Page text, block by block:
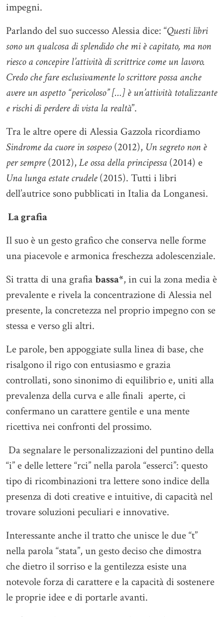
impegni.
Parlando del suo successo Alessia dice: “Questi libri
sono un qualcosa di splendido che mi è capitato, ma non
riesco a concepire l’attività di scrittrice come un lavoro.
Credo che fare esclusivamente lo scrittore possa anche
avere un aspetto “pericoloso” […] è un’attività totalizzante
e rischi di perdere di vista la realtà”.
Tra le altre opere di Alessia Gazzola ricordiamo
Sindrome da cuore in sospeso(2012), Un segreto non è
per sempre(2012), Le ossa della principessa (2014) e
Una lunga estate crudele(2015). Tutti i libri
dell’autrice sono pubblicati in Italia da Longanesi.
La grafia
Il suo è un gesto grafico che conserva nelle forme
una piacevole e armonica freschezza adolescenziale.
Si tratta di una grafiabassa*, in cui la zona media è
prevalente e rivela la concentrazione di Alessia nel
presente, la concretezza nel proprio impegno con se
stessa e verso gli altri.
Le parole, ben appoggiate sulla linea di base, che
risalgono il rigo con entusiasmo e grazia
controllati, sono sinonimo di equilibrio e, uniti alla
prevalenza della curva e alle finali aperte, ci
confermano un carattere gentile e una mente
ricettiva nei confronti del prossimo.
Da segnalare le personalizzazioni del puntino della
“i” e delle lettere “rci” nella parola “esserci”: questo
tipo di ricombinazioni tra lettere sono indice della
presenza di doti creative e intuitive, di capacità nel
trovare soluzioni peculiari e innovative.
Interessante anche il tratto che unisce le due “t”
nella parola “stata”, un gesto deciso che dimostra
che dietro il sorriso e la gentilezza esiste una
notevole forza di carattere e la capacità di sostenere
le proprie idee e di portarle avanti.